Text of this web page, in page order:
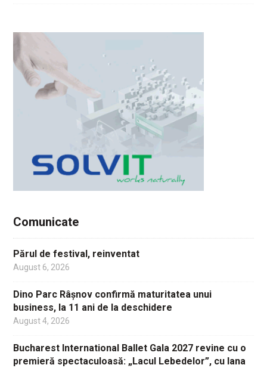
Comunicate
Părul de festival, reinventat
August 6, 2026
Dino Parc Râșnov confirmă maturitatea unui
business, la 11 ani de la deschidere
August 4, 2026
Bucharest International Ballet Gala 2027 revine cu o
premieră spectaculoasă: „Lacul Lebedelor”, cu Iana